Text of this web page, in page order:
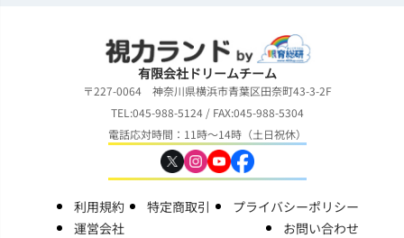
有限会社ドリームチーム
〒227-0064 神奈川県横浜市青葉区田奈町43-3-2F
TEL:045-988-5124 / FAX:045-988-5304
電話応対時間：11時～14時（土日祝休）
利用規約 特定商取引
プライバシーポリシー
運営会社
お問い合わせ